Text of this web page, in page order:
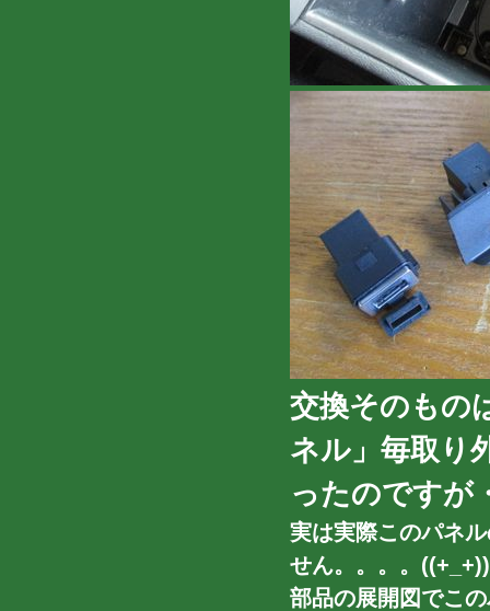
交換そのもの
ネル」毎取り
ったのですが
実は実際このパネ
せん。。。。((+_+))
部品の展開図でこ